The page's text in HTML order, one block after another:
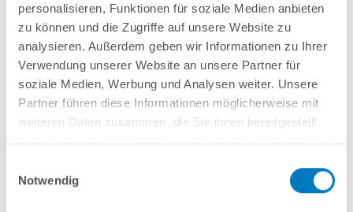
personalisieren, Funktionen für soziale Medien anbieten
zu können und die Zugriffe auf unsere Website zu
analysieren. Außerdem geben wir Informationen zu Ihrer
Verwendung unserer Website an unsere Partner für
soziale Medien, Werbung und Analysen weiter. Unsere
Partner führen diese Informationen möglicherweise mit
weiteren Daten zusammen, die Sie ihnen bereitgestellt
Notwendig
aus 0,6 mm starker, feuerverzinkter Stahlwand + sehr passgenauer, blauer
PVC-Poolfolie1,0 mmmitEinhängebiese+Kombi-Spezialhandlauf aus
hochwertigem und stabilem Aluminium sowie Bodenschienen aus
Kunststoff.
Vergleichen Merken